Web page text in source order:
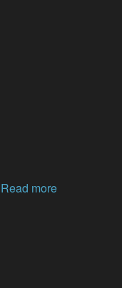
Read more